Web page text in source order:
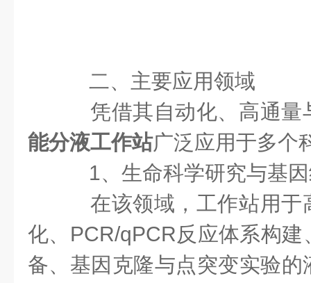
二、主要应用领域
凭借其自动化、高通量
能分液工作站广泛应用于多个
1、生命科学研究与基
在该领域，工作站用于
化、PCR/qPCR反应体系构
备、基因克隆与点突变实验